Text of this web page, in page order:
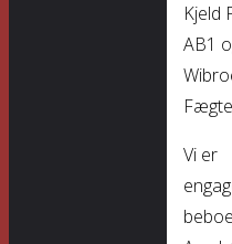
Kjeld
AB1
Vi er